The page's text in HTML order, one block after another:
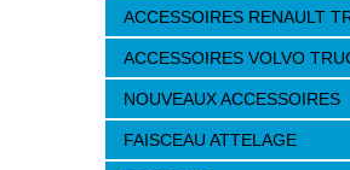
ACCESSOIRES RENAULT
ACCESSOIRES VOLVO
NOUVEAUX ACCESSOIRES
FAISCEAU ATTELAGE